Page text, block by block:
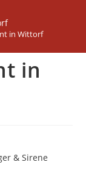
in Wittorf
in
& Sirene